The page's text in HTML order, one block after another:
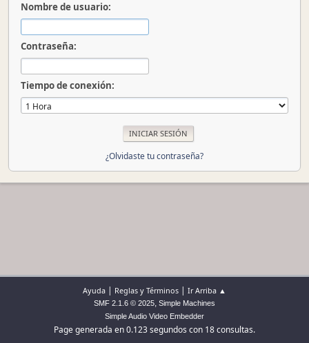
Nombre de usuario:
Contraseña:
Tiempo de conexión:
¿Olvidaste tu contraseña?
Ayuda | Reglas y Términos | Ir Arriba ▲
SMF 2.1.6 © 2025, Simple Machines
Simple Audio Video Embedder
Page generada en 0.123 segundos con 18 consultas.